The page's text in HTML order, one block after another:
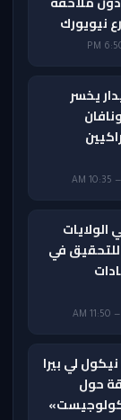
نيويورك
يخسر
في
لي بيرا
حول